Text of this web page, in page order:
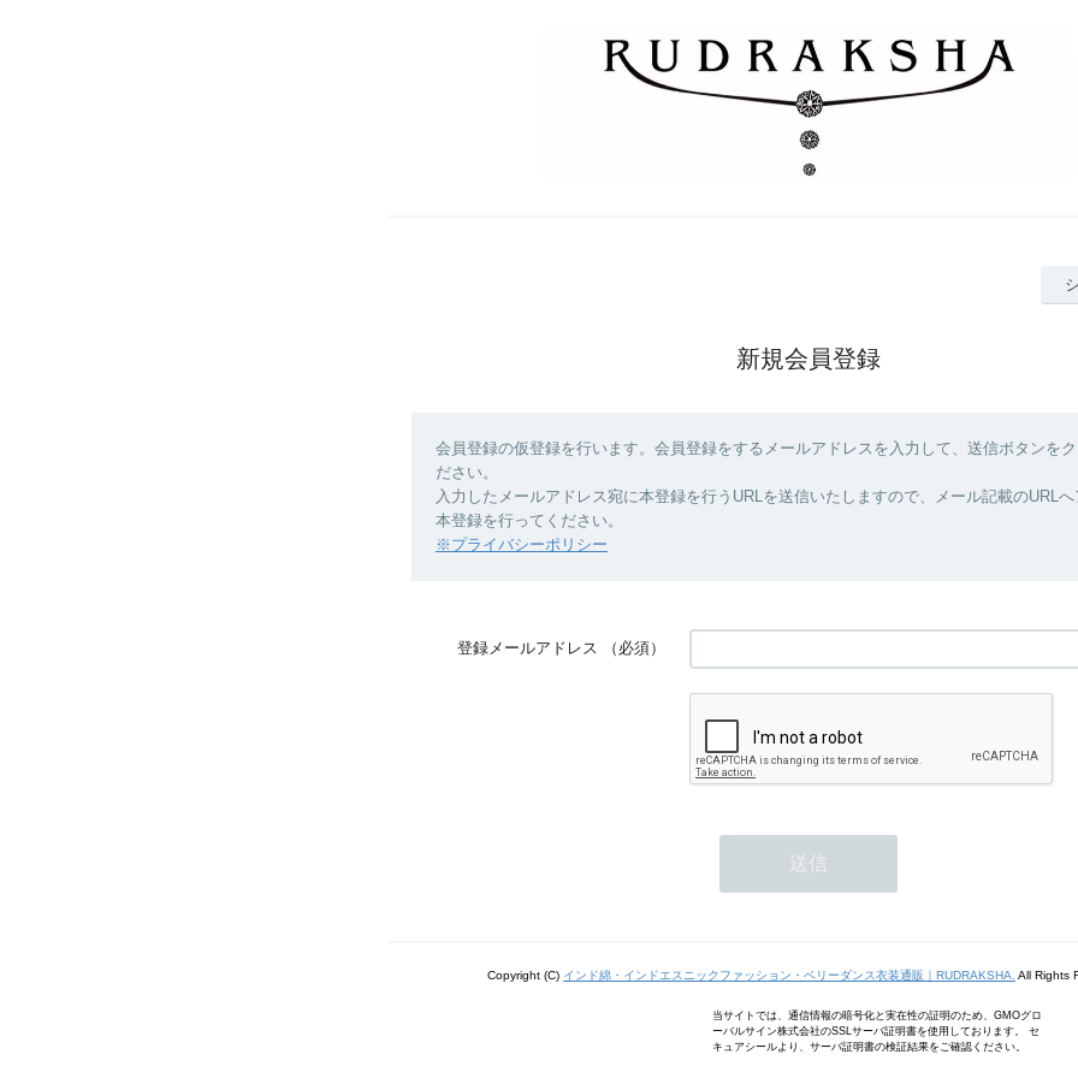
新規会員登録
会員登録の仮登録を行います。会員登録をするメールアドレスを入力して、送信ボタンをク
ださい。
入力したメールアドレス宛に本登録を行うURLを送信いたしますので、メール記載のURLへ
本登録を行ってください。
※プライバシーポリシー
登録メールアドレス （必須）
Copyright (C) インド綿・インドエスニックファッション・ベリーダンス衣装通販｜RUDRAKSHA. All Rights
当サイトでは、通信情報の暗号化と実在性の証明のため、GMOグロ
ーバルサイン株式会社のSSLサーバ証明書を使用しております。 セ
キュアシールより、サーバ証明書の検証結果をご確認ください。